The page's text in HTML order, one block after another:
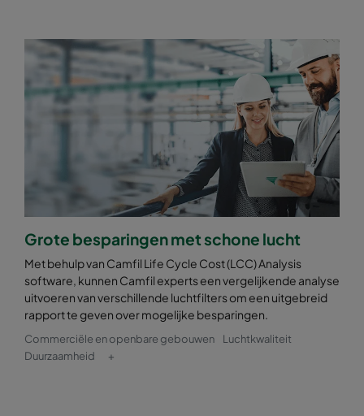
Grote besparingen met schone lucht
Met behulp van Camfil Life Cycle Cost (LCC) Analysis
software, kunnen Camfil experts een vergelijkende analyse
uitvoeren van verschillende luchtfilters om een uitgebreid
rapport te geven over mogelijke besparingen.
Commerciële en openbare gebouwen
Luchtkwaliteit
Duurzaamheid
+